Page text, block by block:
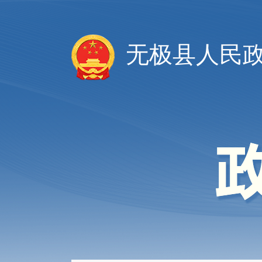
无极县人民